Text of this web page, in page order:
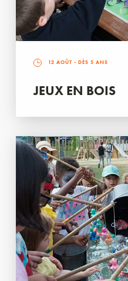
12 AOÛT - DÈS 5 ANS
JEUX EN BOIS